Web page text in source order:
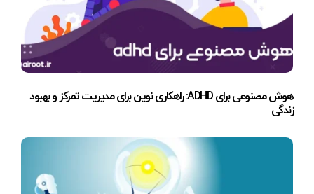
هوش مصنوعی برای ADHD: راهکاری نوین برای مدیریت تمرکز و بهبود
زندگی